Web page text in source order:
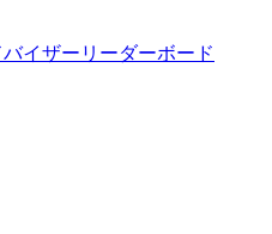
イザーリーダーボード